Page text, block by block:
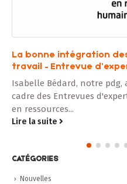
bonne intégration des
– Entrevue d’expert
Bédard, notre pdg, a
des Entrevues d'experts
ressources...
la suite
CATÉGORIES
Nouvelles